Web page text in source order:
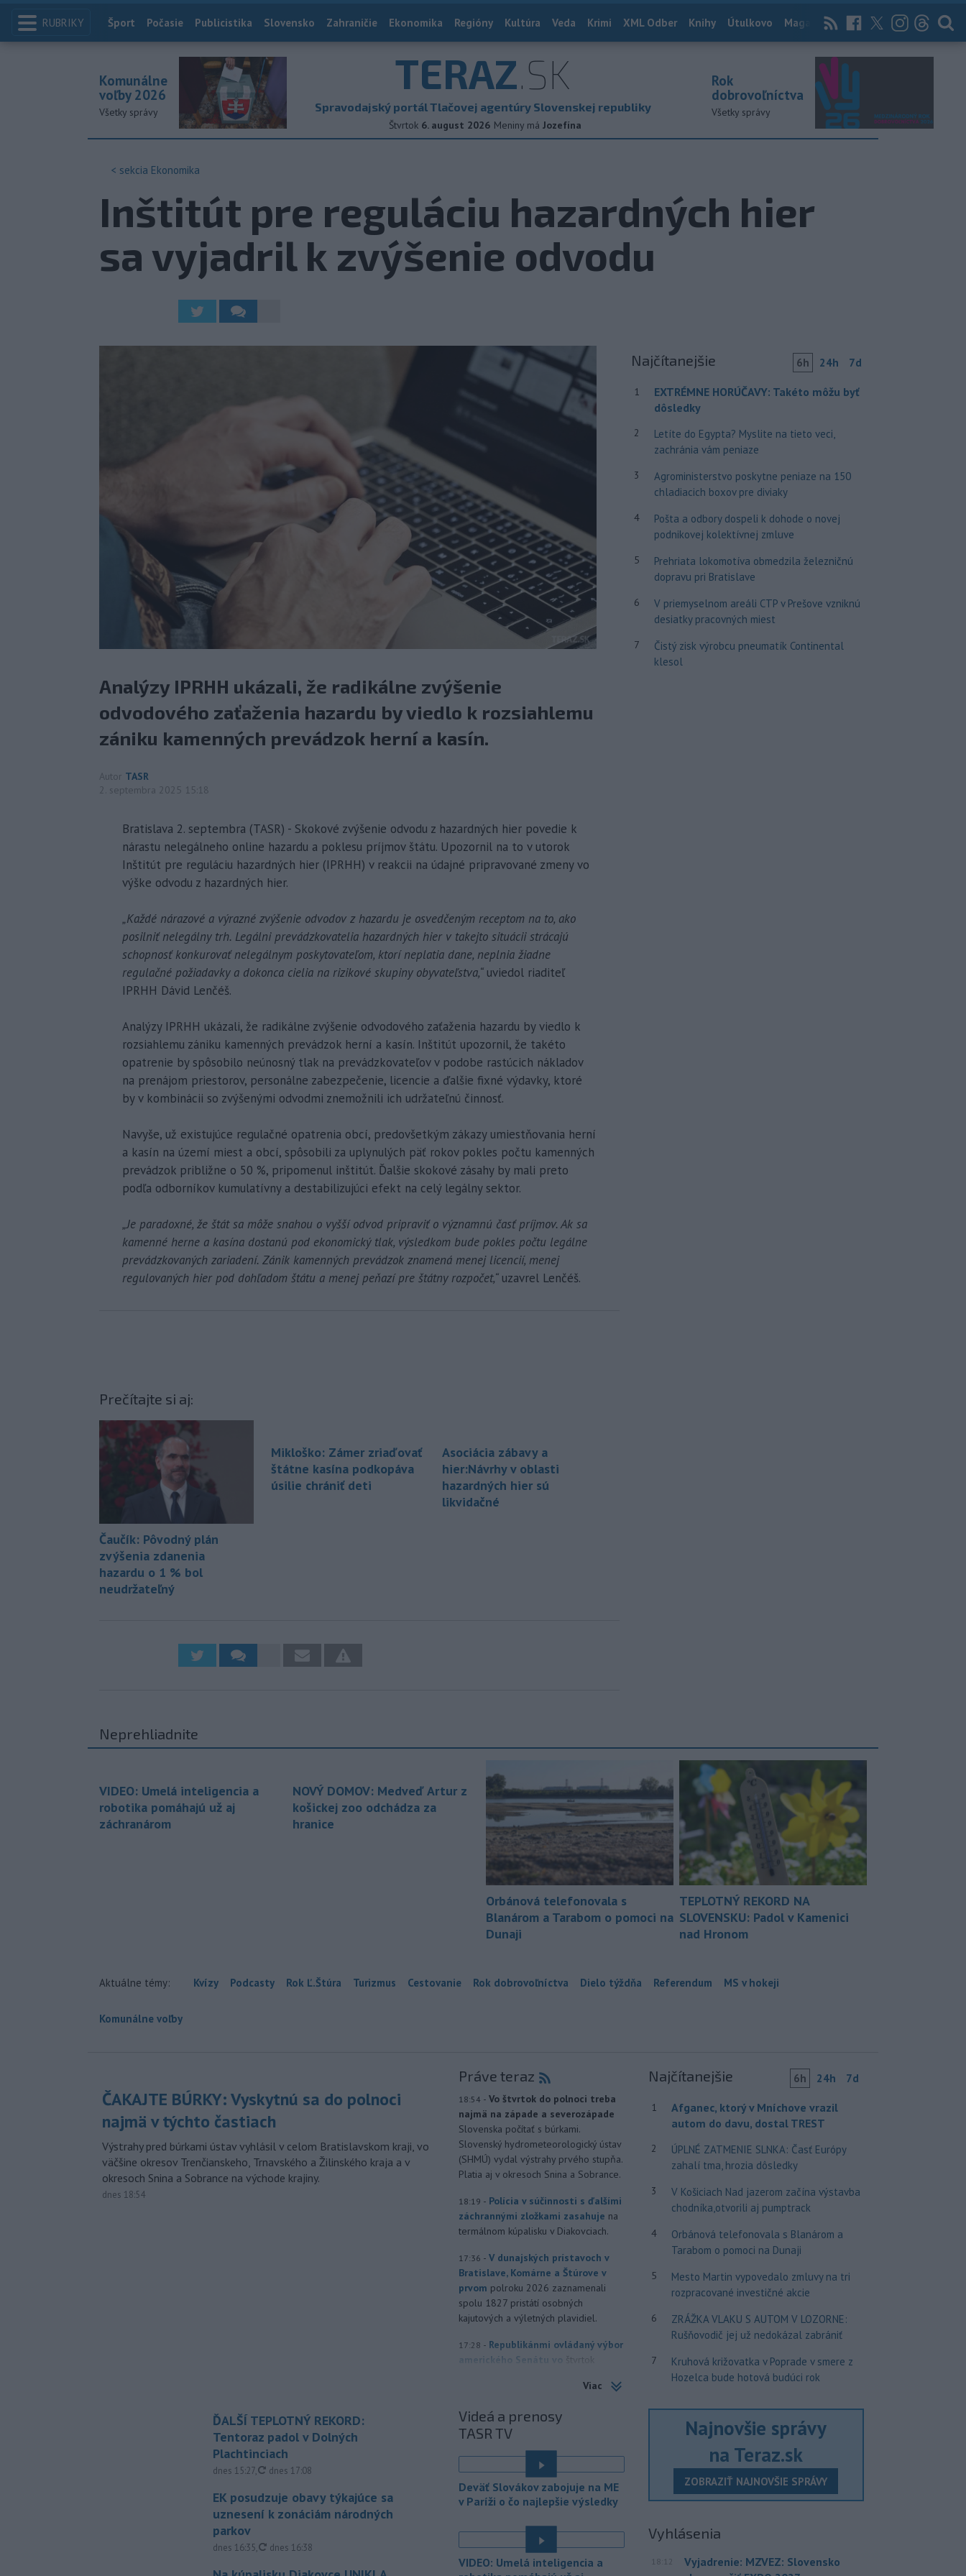
RUBRIKY Index
Šport Počasie Publicistika Slovensko Zahraničie Ekonomika Regióny Kultúra Veda Krimi XML Odber Knihy Útulkovo Magazín News Now Archív
TERAZ.SK
Spravodajský portál Tlačovej agentúry Slovenskej republiky
Štvrtok 6. august 2026 Meniny má Jozefína
Komunálne
voľby 2026
Všetky správy
Rok
dobrovoľníctva
Všetky správy
< sekcia Ekonomika
Inštitút pre reguláciu hazardných hier
sa vyjadril k zvýšenie odvodu
Analýzy IPRHH ukázali, že radikálne zvýšenie
odvodového zaťaženia hazardu by viedlo k rozsiahlemu
zániku kamenných prevádzok herní a kasín.
Autor TASR
2. septembra 2025 15:18
Bratislava 2. septembra (TASR) - Skokové zvýšenie odvodu z hazardných hier povedie k
nárastu nelegálneho online hazardu a poklesu príjmov štátu. Upozornil na to v utorok
Inštitút pre reguláciu hazardných hier (IPRHH) v reakcii na údajné pripravované zmeny vo
výške odvodu z hazardných hier.
„Každé nárazové a výrazné zvýšenie odvodov z hazardu je osvedčeným receptom na to, ako
posilniť nelegálny trh. Legálni prevádzkovatelia hazardných hier v takejto situácii strácajú
schopnosť konkurovať nelegálnym poskytovateľom, ktorí neplatia dane, neplnia žiadne
regulačné požiadavky a dokonca cielia na rizikové skupiny obyvateľstva,“ uviedol riaditeľ
IPRHH Dávid Lenčéš.
Analýzy IPRHH ukázali, že radikálne zvýšenie odvodového zaťaženia hazardu by viedlo k
rozsiahlemu zániku kamenných prevádzok herní a kasín. Inštitút upozornil, že takéto
opatrenie by spôsobilo neúnosný tlak na prevádzkovateľov v podobe rastúcich nákladov
na prenájom priestorov, personálne zabezpečenie, licencie a ďalšie fixné výdavky, ktoré
by v kombinácii so zvýšenými odvodmi znemožnili ich udržateľnú činnosť.
Navyše, už existujúce regulačné opatrenia obcí, predovšetkým zákazy umiestňovania herní
a kasín na území miest a obcí, spôsobili za uplynulých päť rokov pokles počtu kamenných
prevádzok približne o 50 %, pripomenul inštitút. Ďalšie skokové zásahy by mali preto
podľa odborníkov kumulatívny a destabilizujúci efekt na celý legálny sektor.
„Je paradoxné, že štát sa môže snahou o vyšší odvod pripraviť o významnú časť príjmov. Ak sa
kamenné herne a kasína dostanú pod ekonomický tlak, výsledkom bude pokles počtu legálne
prevádzkovaných zariadení. Zánik kamenných prevádzok znamená menej licencií, menej
regulovaných hier pod dohľadom štátu a menej peňazí pre štátny rozpočet,“ uzavrel Lenčéš.
Prečítajte si aj:
Čaučík: Pôvodný plán
zvýšenia zdanenia
hazardu o 1 % bol
neudržateľný
Mikloško: Zámer zriaďovať
štátne kasína podkopáva
úsilie chrániť deti
Asociácia zábavy a
hier:Návrhy v oblasti
hazardných hier sú
likvidačné
Najčítanejšie 6h 24h 7d
1
EXTRÉMNE HORÚČAVY: Takéto môžu byť
dôsledky
2
Letíte do Egypta? Myslite na tieto veci,
zachránia vám peniaze
3
Agroministerstvo poskytne peniaze na 150
chladiacich boxov pre diviaky
4
Pošta a odbory dospeli k dohode o novej
podnikovej kolektívnej zmluve
5
Prehriata lokomotíva obmedzila železničnú
dopravu pri Bratislave
6
V priemyselnom areáli CTP v Prešove vzniknú
desiatky pracovných miest
7
Čistý zisk výrobcu pneumatík Continental
klesol
Neprehliadnite
VIDEO: Umelá inteligencia a
robotika pomáhajú už aj
záchranárom
NOVÝ DOMOV: Medveď Artur z
košickej zoo odchádza za
hranice
Orbánová telefonovala s
Blanárom a Tarabom o pomoci na
Dunaji
TEPLOTNÝ REKORD NA
SLOVENSKU: Padol v Kamenici
nad Hronom
Aktuálne témy: Kvízy Podcasty Rok Ľ.Štúra Turizmus Cestovanie Rok dobrovoľníctva Dielo týždňa Referendum MS v hokeji
Komunálne voľby
ČAKAJTE BÚRKY: Vyskytnú sa do polnoci
najmä v týchto častiach
Výstrahy pred búrkami ústav vyhlásil v celom Bratislavskom kraji, vo
väčšine okresov Trenčianskeho, Trnavského a Žilinského kraja a v
okresoch Snina a Sobrance na východe krajiny.
dnes 18:54
ĎALŠÍ TEPLOTNÝ REKORD:
Tentoraz padol v Dolných
Plachtinciach
dnes 15:27, aktualizované
dnes 17:08
EK posudzuje obavy týkajúce sa
uznesení k zonáciám národných
parkov
dnes 16:35, aktualizované
dnes 16:38
Práve teraz
18:54 - Vo štvrtok do polnoci treba
najmä na západe a severozápade
Slovenska počítať s búrkami.
Slovenský hydrometeorologický ústav
(SHMÚ) vydal výstrahy prvého stupňa.
Platia aj v okresoch Snina a Sobrance.
18:19 - Polícia v súčinnosti s ďalšími
záchrannými zložkami zasahuje na
termálnom kúpalisku v Diakovciach.
17:36 - V dunajských prístavoch v
Bratislave, Komárne a Štúrove v
prvom polroku 2026 zaznamenali
spolu 1827 pristátí osobných
kajutových a výletných plavidiel.
17:28 - Republikánmi ovládaný výbor
amerického Senátu vo
štvrtok
17:14 - Jemenskí povstalci húsíovia
útokoch zabili najmenej 38
príslušníkov vládnych síl a ďalších 29
zranili, uviedli pre agentúru AFP
zdroje zo zdravotníckych služieb.
16:35 - Európska komisia (EK)
monitoruje situáciu a posudzuje
všetky vznesené obavy týkajúce sa
Viac
Videá a prenosy
TASR TV
Deväť Slovákov zabojuje na ME
v Paríži o čo najlepšie výsledky
VIDEO: Umelá inteligencia a
Najčítanejšie 6h 24h 7d
1
Afganec, ktorý v Mníchove vrazil
autom do davu, dostal TREST
2
ÚPLNÉ ZATMENIE SLNKA: Časť Európy
zahalí tma, hrozia dôsledky
3
V Košiciach Nad jazerom začína výstavba
chodníka,otvorili aj pumptrack
4
Orbánová telefonovala s Blanárom a
Tarabom o pomoci na Dunaji
5
Mesto Martin vypovedalo zmluvy na tri
rozpracované investičné akcie
6
ZRÁŽKA VLAKU S AUTOM V LOZORNE:
Rušňovodič jej už nedokázal zabrániť
7
Kruhová križovatka v Poprade v smere z
Hozelca bude hotová budúci rok
Najnovšie správy
na Teraz.sk
ZOBRAZIŤ NAJNOVŠIE SPRÁVY
Vyhlásenia
18:12
Vyjadrenie: MZVEZ: Slovensko